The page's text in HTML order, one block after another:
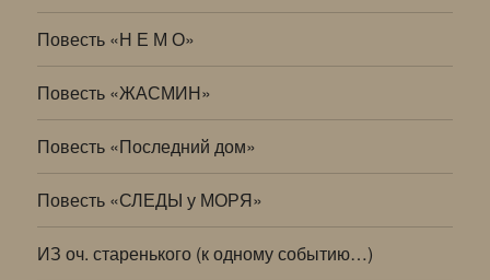
Повесть «Н Е М О»
Повесть «ЖАСМИН»
Повесть «Последний дом»
Повесть «СЛЕДЫ у МОРЯ»
ИЗ оч. старенького (к одному событию…)